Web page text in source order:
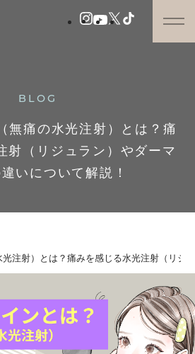
BLOG
無痛の水光注射）とは？痛
射（リジュラン）やダーマ
いについて解説！
注射）とは？痛みを感じる水光注射（リジ